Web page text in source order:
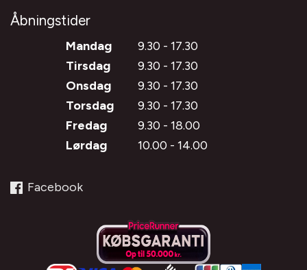
Åbningstider
Mandag
9.30 - 17.30
Tirsdag
9.30 - 17.30
Onsdag
9.30 - 17.30
Torsdag
9.30 - 17.30
Fredag
9.30 - 18.00
Lørdag
10.00 - 14.00
Facebook